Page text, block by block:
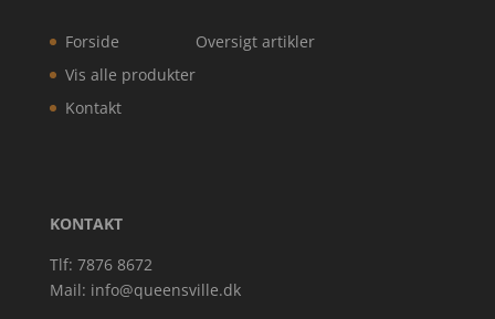
Forside
Vis alle produkter
Kontakt
Oversigt artikler
KONTAKT
Tlf: 7876 8672
Mail: info@queensville.dk